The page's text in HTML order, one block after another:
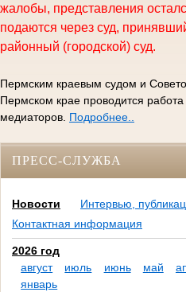
жалобы, представления
подаются через суд,
районный (городской) суд.
Пермским краевым судом и
Пермском крае проводится работа
медиаторов. Подробнее..
ПРЕСС-СЛУЖБА
Новости
Интервью,
Контактная информация
2026 год
август
июль июнь май
январь